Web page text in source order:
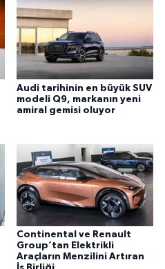
Audi tarihinin en büyük SUV
modeli Q9, markanın yeni
amiral gemisi oluyor
Continental ve Renault
Group’tan Elektrikli
Araçların Menzilini Artıran